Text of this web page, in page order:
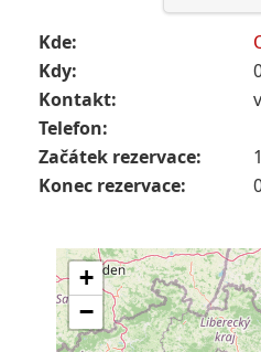
Kde:
Kdy:
Kontakt:
Telefon:
Začátek rezervace:
Konec rezervace: